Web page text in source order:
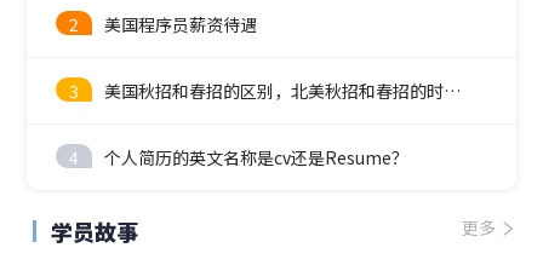
2 美国程序员薪资待遇
3 美国秋招和春招的区别，北美秋招和春招的时间线
4 个人简历的英文名称是cv还是Resume？
学员故事 更多